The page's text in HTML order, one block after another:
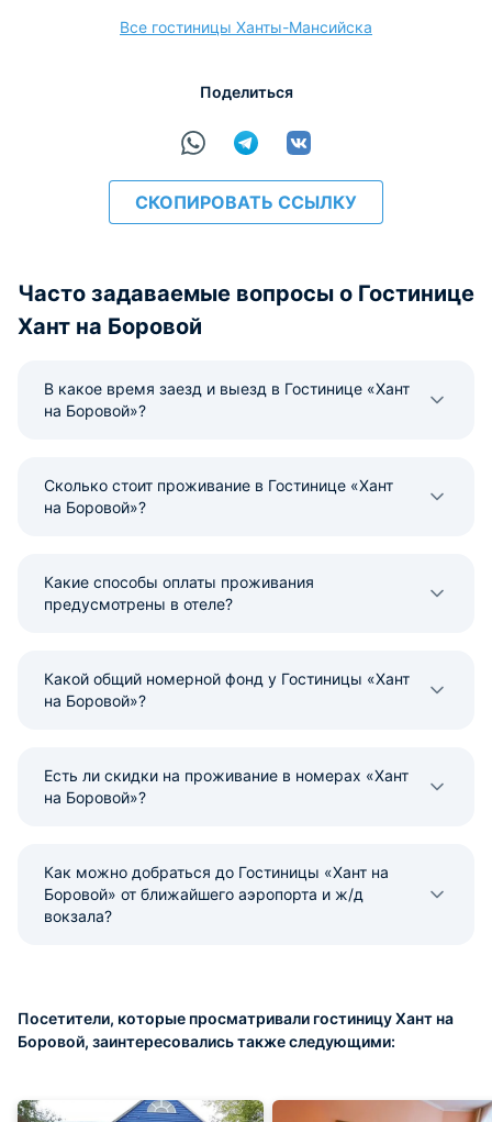
Все гостиницы Ханты-Мансийска
Поделиться
СКОПИРОВАТЬ ССЫЛКУ
Часто задаваемые вопросы о Гостинице
Хант на Боровой
В какое время заезд и выезд в Гостинице «Хант
на Боровой»?
Сколько стоит проживание в Гостинице «Хант
на Боровой»?
Какие способы оплаты проживания
предусмотрены в отеле?
Какой общий номерной фонд у Гостиницы «Хант
на Боровой»?
Есть ли скидки на проживание в номерах «Хант
на Боровой»?
Как можно добраться до Гостиницы «Хант на
Боровой» от ближайшего аэропорта и ж/д
вокзала?
Посетители, которые просматривали гостиницу Хант на
Боровой, заинтересовались также следующими: